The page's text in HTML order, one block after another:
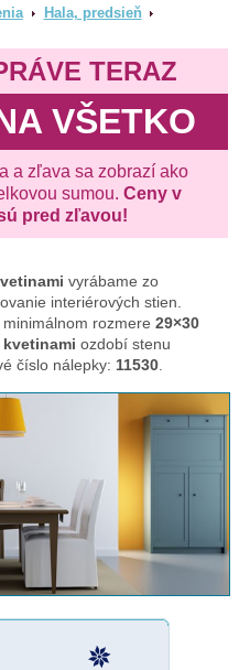
Hala, predsieň
TERAZ
VŠETKO
a zľava sa zobrazí ako
sumou. Ceny v
pred zľavou!
vyrábame zo
interiérových stien.
minimálnom rozmere 29×30
ozdobí stenu
číslo nálepky: 11530